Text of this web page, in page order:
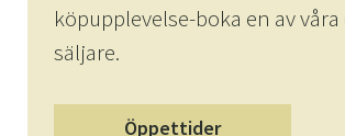
köpupplevelse-boka en av
säljare.
Öppettider